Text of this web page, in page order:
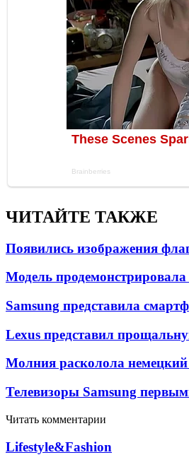
ЧИТАЙТЕ ТАКЖЕ
Появились изображения
Модель
Samsung представила
Lexus представил
Молния расколола
Телевизоры Samsung
Читать комментарии
Lifestyle&Fashion